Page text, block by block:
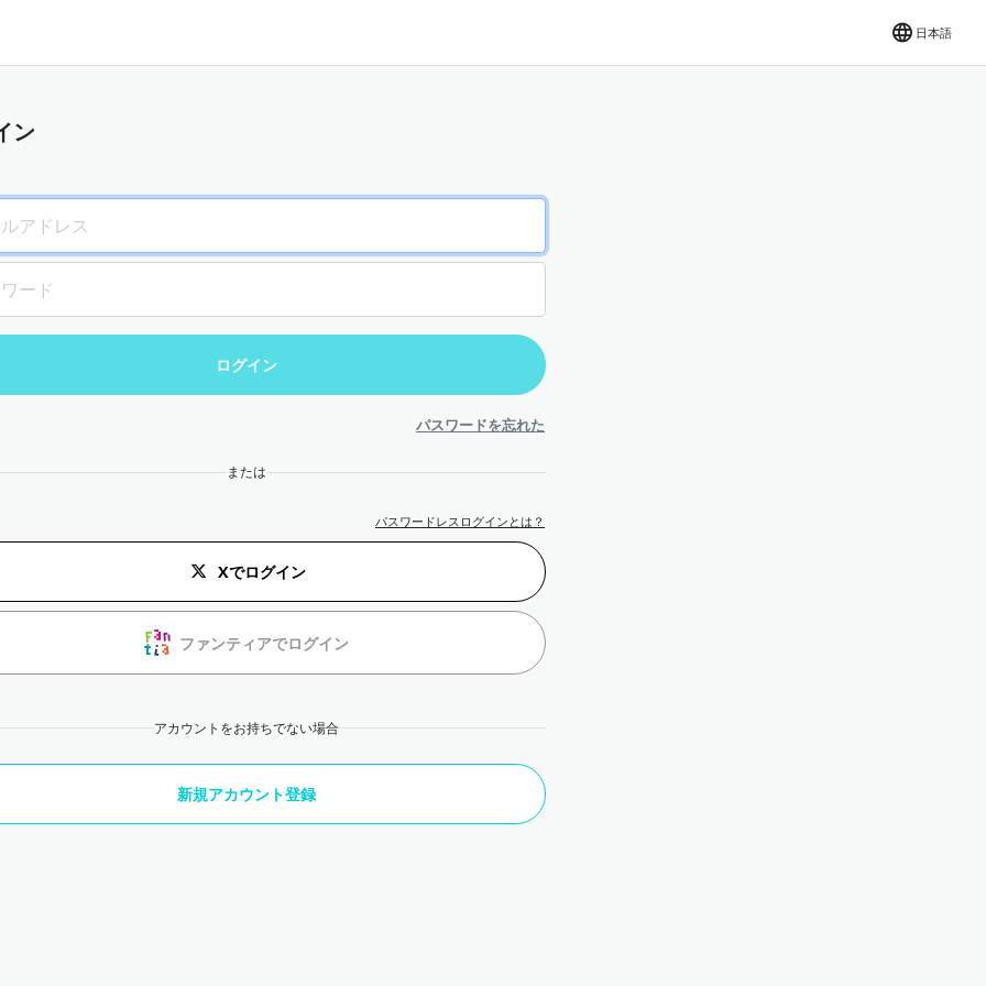
日本語
ン
パスワードを忘れた
または
パスワードレスログインとは？
Xでログイン
ファンティアでログイン
アカウントをお持ちでない場合
新規アカウント登録